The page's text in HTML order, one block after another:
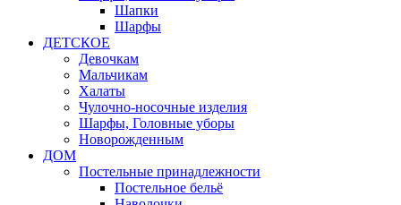
Шапки
Шарфы
ДЕТСКОЕ
Девочкам
Мальчикам
Халаты
Чулочно-носочные изделия
Шарфы, Головные уборы
Новорожденным
ДОМ
Постельные принадлежности
Постельное бельё